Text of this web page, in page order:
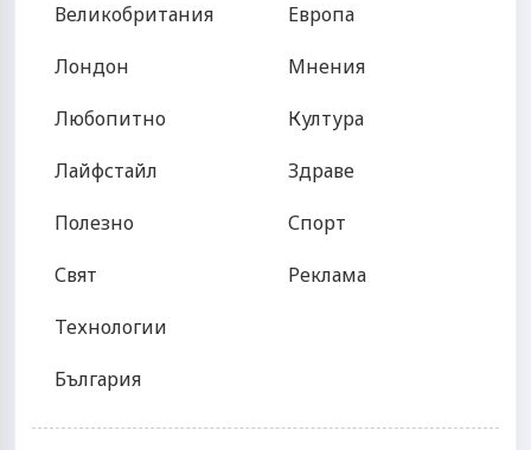
Великобритания
Лондон
Любопитно
Лайфстайл
Полезно
Свят
Технологии
България
Европа
Мнения
Култура
Здраве
Спорт
Реклама